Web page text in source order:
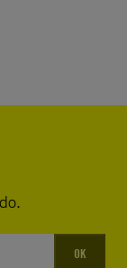
OK